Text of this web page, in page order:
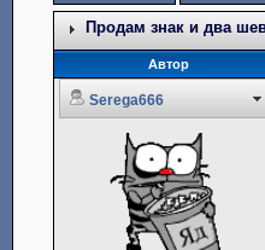
Продам знак и два
Автор
Serega666